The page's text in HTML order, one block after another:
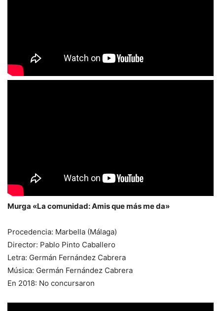
Murga «La comunidad: Amis que más me da»
Procedencia: Marbella (Málaga)
Director: Pablo Pinto Caballero
Letra: Germán Fernández Cabrera
Música: Germán Fernández Cabrera
En 2018: No concursaron